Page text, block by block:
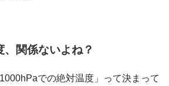
、関係ないよね？
での絶対温度」って決まって